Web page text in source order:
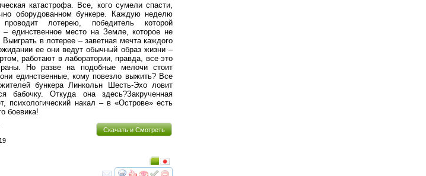
катастрофа. Все, кого сумели спасти,
оборудованном бункере. Каждую неделю
проводит лотерею, победитель которой
– единственное место на Земле, которое не
в лотерее – заветная мечта каждого
ее они ведут обычный образ жизни –
работают в лаборатории, правда, все это
Но разве на подобные мелочи стоит
единственные, кому повезло выжить? Все
бункера Линкольн Шесть-Эхо ловит
бабочку. Откуда она здесь?Закрученная
психологический накал – в «Острове» есть
боевика!
Скачать и Смотреть